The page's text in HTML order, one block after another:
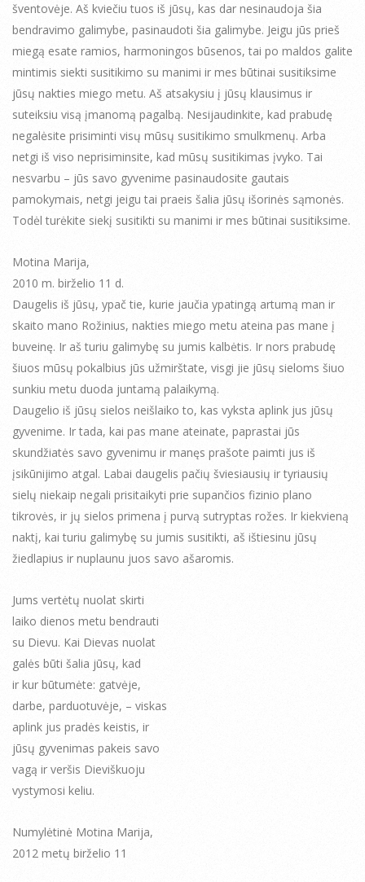
šventovėje. Aš kviečiu tuos iš jūsų, kas dar nesinaudoja šia
bendravimo galimybe, pasinaudoti šia galimybe. Jeigu jūs prieš
miegą esate ramios, harmoningos būsenos, tai po maldos galite
mintimis siekti susitikimo su manimi ir mes būtinai susitiksime
jūsų nakties miego metu. Aš atsakysiu į jūsų klausimus ir
suteiksiu visą įmanomą pagalbą. Nesijaudinkite, kad prabudę
negalėsite prisiminti visų mūsų susitikimo smulkmenų. Arba
netgi iš viso neprisiminsite, kad mūsų susitikimas įvyko. Tai
nesvarbu – jūs savo gyvenime pasinaudosite gautais
pamokymais, netgi jeigu tai praeis šalia jūsų išorinės sąmonės.
Todėl turėkite siekį susitikti su manimi ir mes būtinai susitiksime.
Motina Marija,
2010 m. birželio 11 d.
Daugelis iš jūsų, ypač tie, kurie jaučia ypatingą artumą man ir
skaito mano Rožinius, nakties miego metu ateina pas mane į
buveinę. Ir aš turiu galimybę su jumis kalbėtis. Ir nors prabudę
šiuos mūsų pokalbius jūs užmirštate, visgi jie jūsų sieloms šiuo
sunkiu metu duoda juntamą palaikymą.
Daugelio iš jūsų sielos neišlaiko to, kas vyksta aplink jus jūsų
gyvenime. Ir tada, kai pas mane ateinate, paprastai jūs
skundžiatės savo gyvenimu ir manęs prašote paimti jus iš
įsikūnijimo atgal. Labai daugelis pačių šviesiausių ir tyriausių
sielų niekaip negali prisitaikyti prie supančios fizinio plano
tikrovės, ir jų sielos primena į purvą sutryptas rožes. Ir kiekvieną
naktį, kai turiu galimybę su jumis susitikti, aš ištiesinu jūsų
žiedlapius ir nuplaunu juos savo ašaromis.
Jums vertėtų nuolat skirti
laiko dienos metu bendrauti
su Dievu. Kai Dievas nuolat
galės būti šalia jūsų, kad
ir kur būtumėte: gatvėje,
darbe, parduotuvėje, – viskas
aplink jus pradės keistis, ir
jūsų gyvenimas pakeis savo
vagą ir veršis Dieviškuoju
vystymosi keliu.
Numylėtinė Motina Marija,
2012 metų birželio 11